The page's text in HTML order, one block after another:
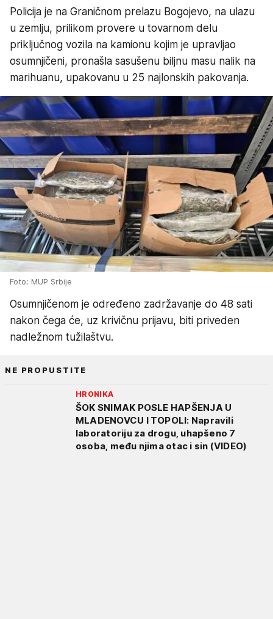
Policija je na Graničnom prelazu Bogojevo, na ulazu
u zemlju, prilikom provere u tovarnom delu
priključnog vozila na kamionu kojim je upravljao
osumnjičeni, pronašla sasušenu biljnu masu nalik na
marihuanu, upakovanu u 25 najlonskih pakovanja.
Foto: MUP Srbije
Osumnjičenom je određeno zadržavanje do 48 sati
nakon čega će, uz krivičnu prijavu, biti priveden
nadležnom tužilaštvu.
NE PROPUSTITE
HRONIKA
ŠOK SNIMAK POSLE HAPŠENJA U
MLADENOVCU I TOPOLI: Napravili
laboratoriju za drogu, uhapšeno 7
osoba, među njima otac i sin (VIDEO)